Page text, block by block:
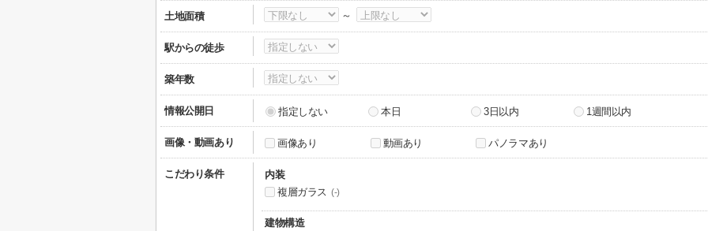
土地面積 ～
駅からの徒歩
築年数
情報公開日 指定しない 本日 3日以内 1週間以内
画像・動画あり 画像あり 動画あり パノラマあり
こだわり条件
内装
複層ガラス (-)
建物構造